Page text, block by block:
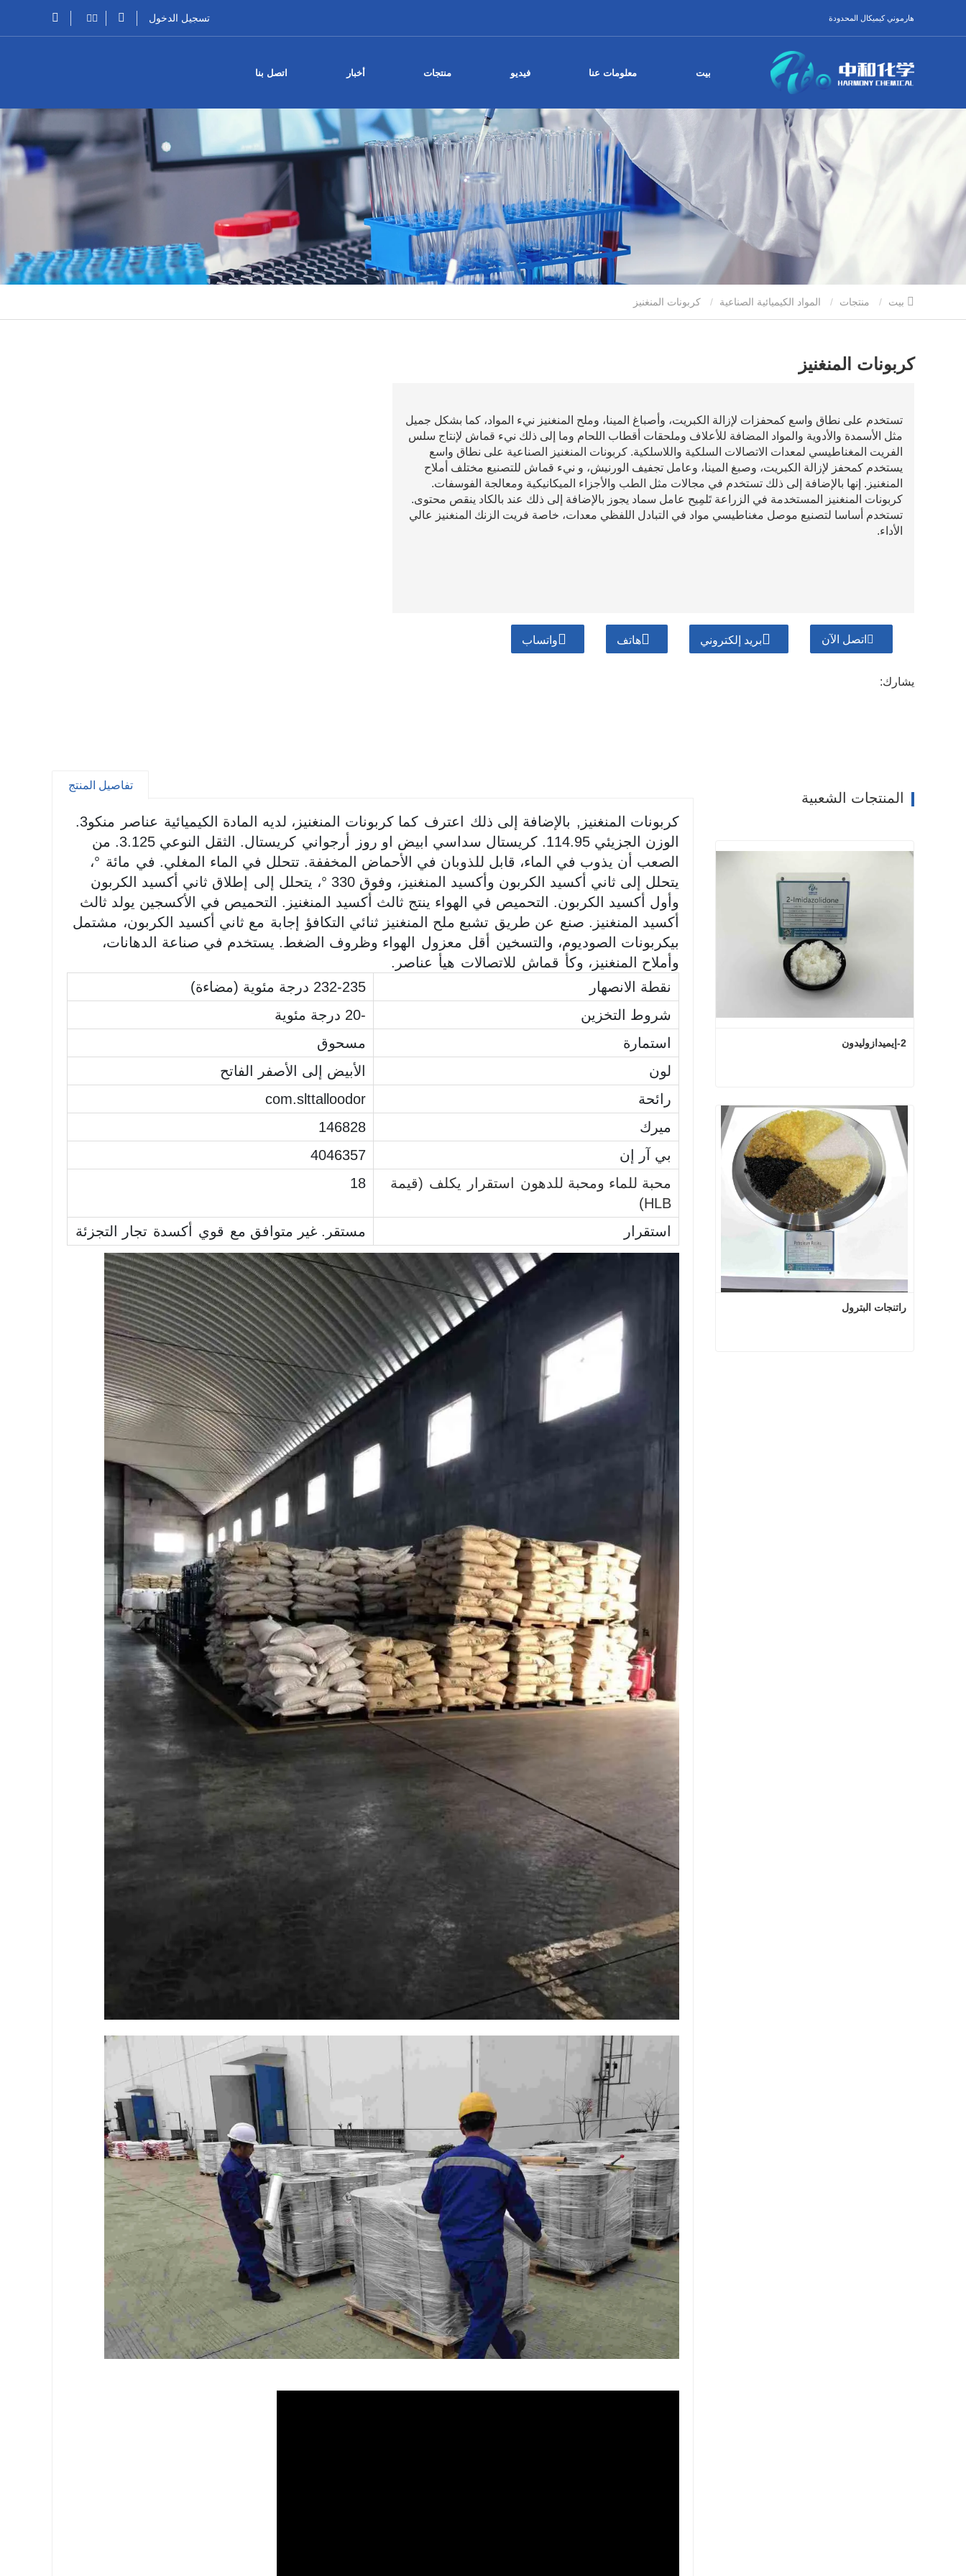
تسجيل الدخول هارموني كيميكال المحدودة
بيت معلومات عنا فيديو منتجات أخبار اتصل بنا
منتجات المواد الكيميائية الصناعية
كربونات المنغنيز
تستخدم على نطاق واسع كمحفزات لإزالة الكبريت، وأصباغ المينا، وملح المنغنيز نيء المواد، كما بشكل جميل
مثل الأسمدة والأدوية والمواد المضافة للأعلاف وملحقات أقطاب اللحام وما إلى ذلك نيء قماش لإنتاج سلس
الفريت المغناطيسي لمعدات الاتصالات السلكية واللاسلكية. كربونات المنغنيز الصناعية على نطاق واسع
يستخدم كمحفز لإزالة الكبريت، وصبغ المينا، وعامل تجفيف الورنيش، و نيء قماش للتصنيع مختلف أملاح
المنغنيز. إنها بالإضافة إلى ذلك تستخدم في مجالات مثل الطب والأجزاء الميكانيكية ومعالجة الفوسفات.
كربونات المنغنيز المستخدمة في الزراعة تَلمِيح عامل سماد يجوز بالإضافة إلى ذلك عند بالكاد ينقص محتوى.
تستخدم أساسا لتصنيع موصل مغناطيسي مواد في التبادل اللفظي معدات، خاصة فريت الزنك المنغنيز عالي
الأداء.
اتصل الآن بريد إلكتروني هاتف واتساب
يشارك:
تفاصيل المنتج
كربونات المنغنيز, بالإضافة إلى ذلك اعترف كما كربونات المنغنيز، لديه المادة الكيميائية عناصر
منكو3.
الوزن الجزيئي 114.95. كريستال سداسي ابيض او روز
أرجواني
كريستال. الثقل النوعي 3.125. من
الصعب أن يذوب في الماء، قابل للذوبان في الأحماض المخففة. تتحلل في الماء المغلي. في مائة °،
يتحلل إلى ثاني أكسيد الكربون وأكسيد المنغنيز، وفوق 330 °، يتحلل إلى
إطلاق ثاني أكسيد الكربون
وأول أكسيد الكربون. التحميص في الهواء ينتج ثالث أكسيد المنغنيز. التحميص في الأكسجين يولد ثالث
أكسيد المنغنيز. صنع عن طريق تشبع ملح المنغنيز ثنائي التكافؤ إجابة مع ثاني أكسيد الكربون، مشتمل
بيكربونات الصوديوم، والتسخين
أقل معزول
الهواء وظروف الضغط. يستخدم في صناعة الدهانات،
وأملاح المنغنيز، وكأ قماش للاتصالات هيأ عناصر.
نقطة الانصهار
232-235 درجة مئوية (مضاءة)
شروط التخزين
-20 درجة مئوية
استمارة
مسحوق
لون
الأبيض إلى الأصفر الفاتح
رائحة
com.slttalloodor
ميرك
146828
بي آر إن
4046357
محبة للماء ومحبة للدهون
استقرار يكلف (قيمة
HLB)
18
استقرار مستقر. غير متوافق مع قوي أكسدة تجار التجزئة
المنتجات الشعبية
2-إيميدازوليدون
2-إيميدازوليدون
اتصل الآن
راتنجات البترول